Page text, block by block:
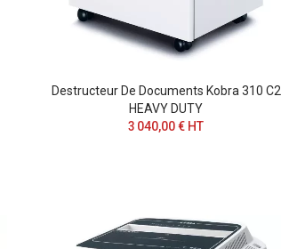
Destructeur De Documents Kobra 310 C2
HEAVY DUTY
3 040,00 € HT